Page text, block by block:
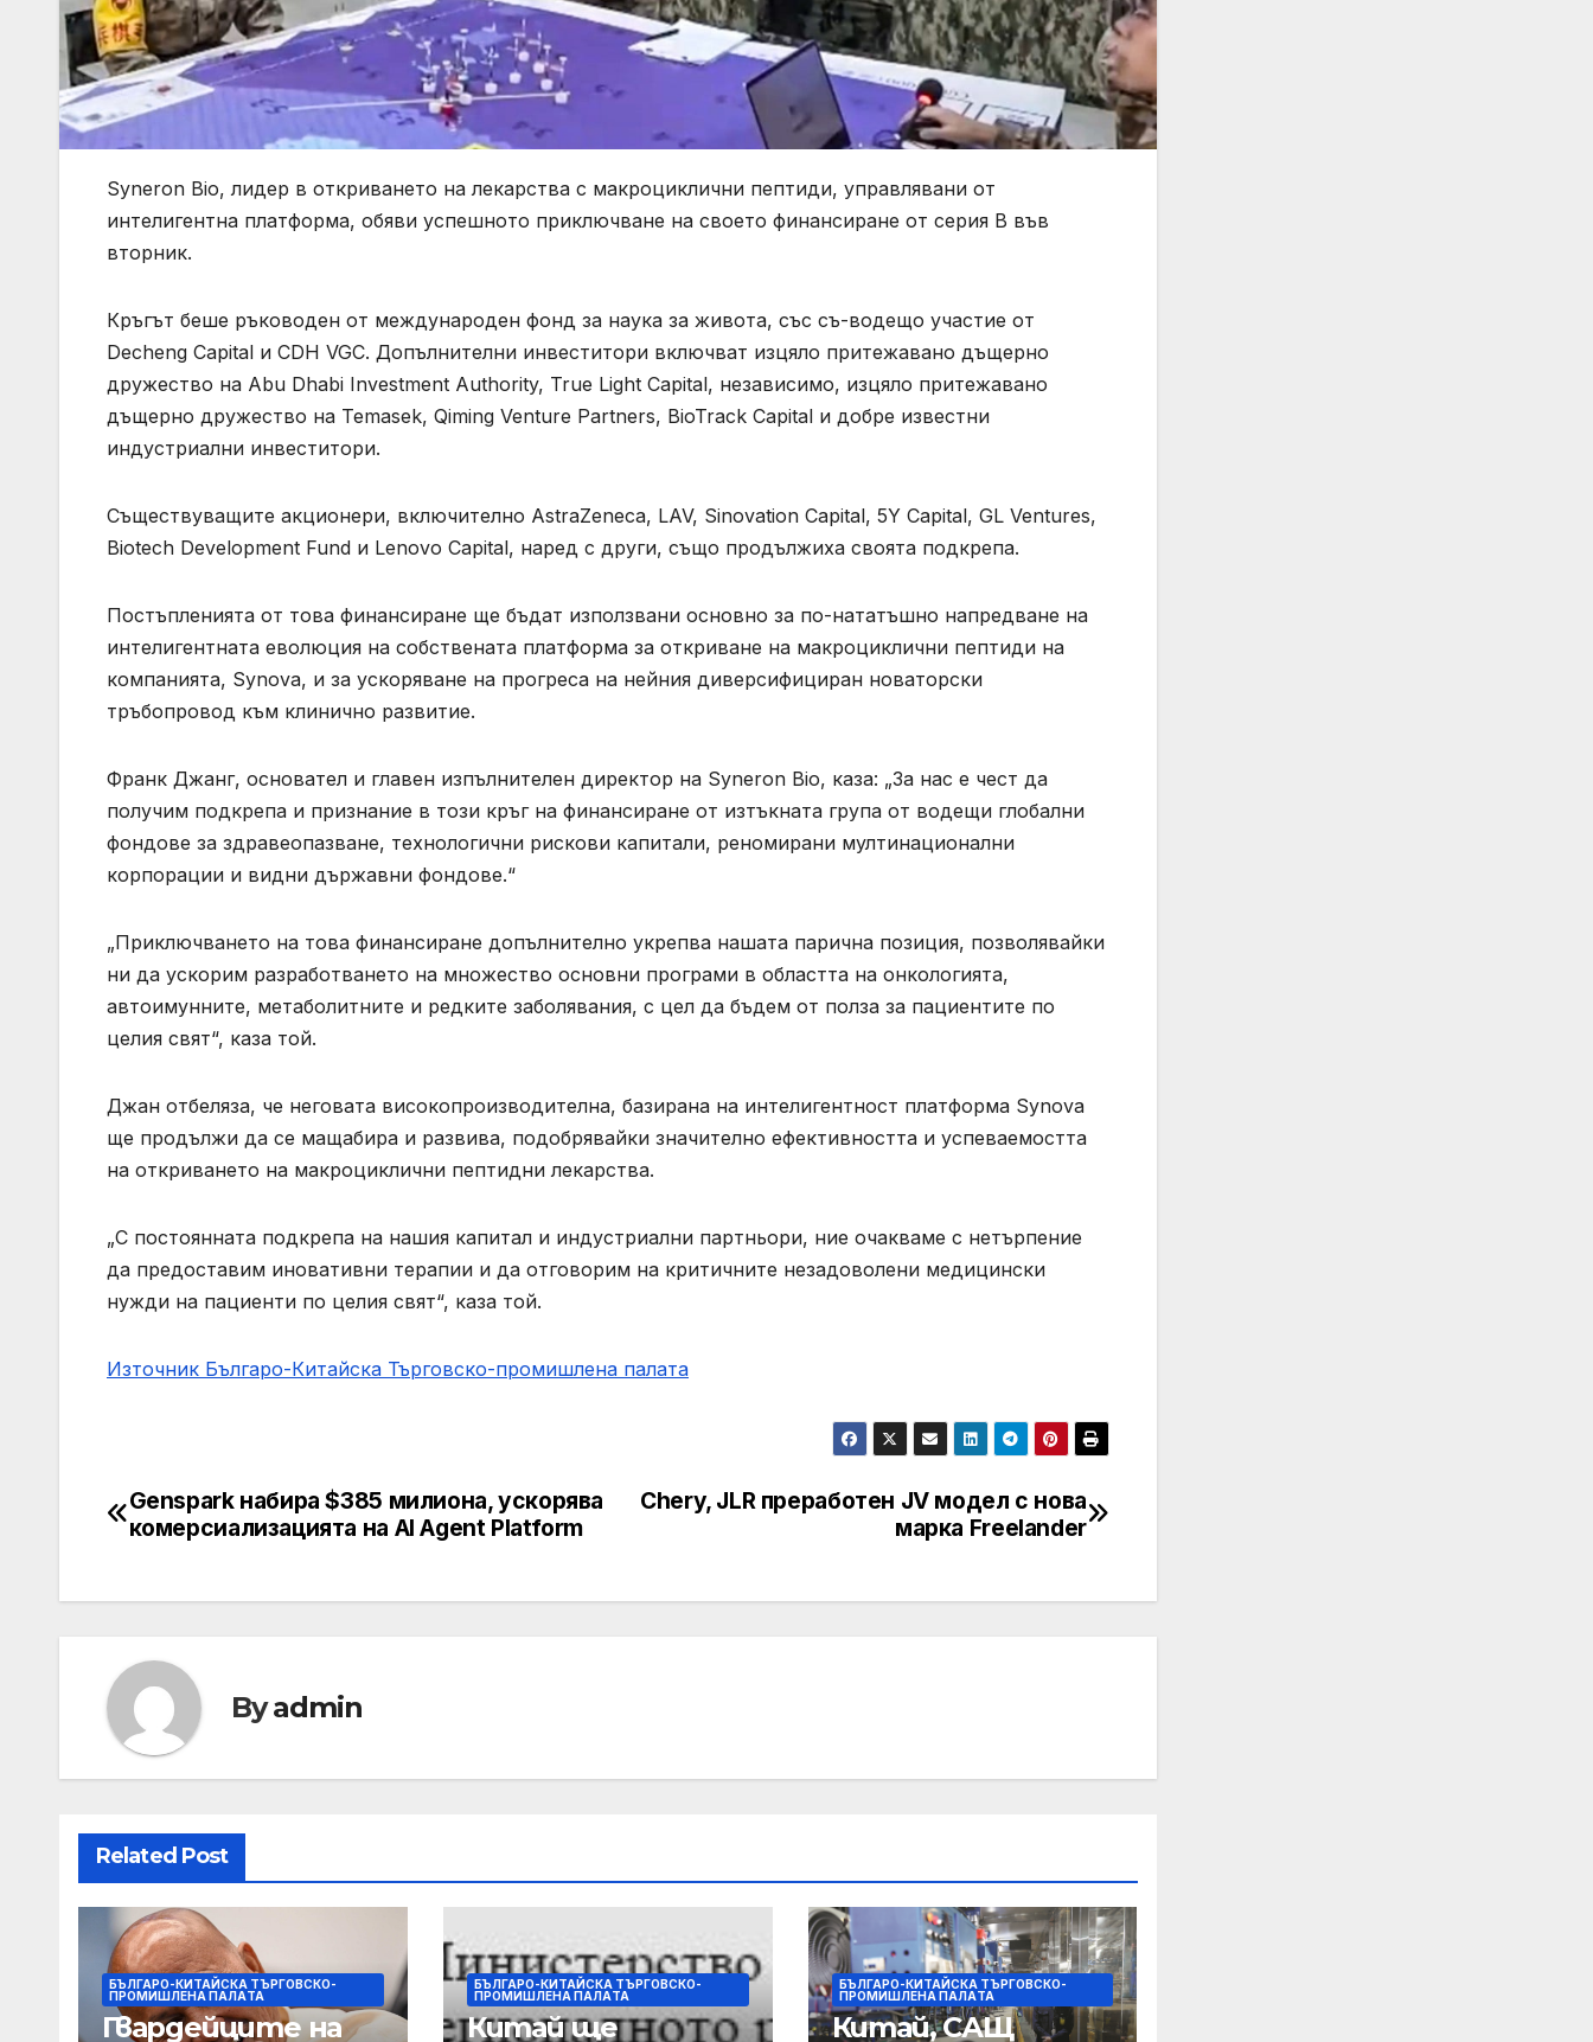
Syneron Bio, лидер в откриването на лекарства с макроциклични пептиди, управлявани от
интелигентна платформа, обяви успешното приключване на своето финансиране от серия B във
вторник.
Кръгът беше ръководен от международен фонд за наука за живота, със съ-водещо участие от
Decheng Capital и CDH VGC. Допълнителни инвеститори включват изцяло притежавано дъщерно
дружество на Abu Dhabi Investment Authority, True Light Capital, независимо, изцяло притежавано
дъщерно дружество на Temasek, Qiming Venture Partners, BioTrack Capital и добре известни
индустриални инвеститори.
Съществуващите акционери, включително AstraZeneca, LAV, Sinovation Capital, 5Y Capital, GL Ventures,
Biotech Development Fund и Lenovo Capital, наред с други, също продължиха своята подкрепа.
Постъпленията от това финансиране ще бъдат използвани основно за по-нататъшно напредване на
интелигентната еволюция на собствената платформа за откриване на макроциклични пептиди на
компанията, Synova, и за ускоряване на прогреса на нейния диверсифициран новаторски
тръбопровод към клинично развитие.
Франк Джанг, основател и главен изпълнителен директор на Syneron Bio, каза: „За нас е чест да
получим подкрепа и признание в този кръг на финансиране от изтъкната група от водещи глобални
фондове за здравеопазване, технологични рискови капитали, реномирани мултинационални
корпорации и видни държавни фондове.“
„Приключването на това финансиране допълнително укрепва нашата парична позиция, позволявайки
ни да ускорим разработването на множество основни програми в областта на онкологията,
автоимунните, метаболитните и редките заболявания, с цел да бъдем от полза за пациентите по
целия свят“, каза той.
Джан отбеляза, че неговата високопроизводителна, базирана на интелигентност платформа Synova
ще продължи да се мащабира и развива, подобрявайки значително ефективността и успеваемостта
на откриването на макроциклични пептидни лекарства.
„С постоянната подкрепа на нашия капитал и индустриални партньори, ние очакваме с нетърпение
да предоставим иновативни терапии и да отговорим на критичните незадоволени медицински
нужди на пациенти по целия свят“, каза той.
Източник Българо-Китайска Търговско-промишлена палaта
Навигация
Chery, JLR преработен JV модел с нова
марка Freelander
Genspark набира $385 милиона, ускорява
комерсиализацията на AI Agent Platform
Byadmin
Related Post
БЪЛГАРО-КИТАЙСКА ТЪРГОВСКО-
ПРОМИШЛЕНА ПАЛAТА
Гвардейците на
БЪЛГАРО-КИТАЙСКА ТЪРГОВСКО-
ПРОМИШЛЕНА ПАЛAТА
Китай ще
БЪЛГАРО-КИТАЙСКА ТЪРГОВСКО-
ПРОМИШЛЕНА ПАЛAТА
Китай, САЩ